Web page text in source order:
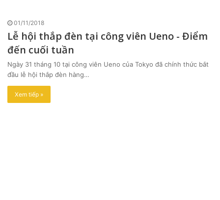
01/11/2018
Lễ hội thắp đèn tại công viên Ueno - Điểm
đến cuối tuần
Ngày 31 tháng 10 tại công viên Ueno của Tokyo đã chính thức bắt
đầu lễ hội thắp đèn hàng…
Xem tiếp »